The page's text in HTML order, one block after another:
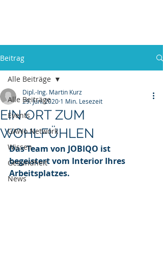
Beitrag
Alle Beiträge
Events
GAWo Network
Wissen
Gesundheit
News
Alle Beiträge
EIN ORT ZUM
WOHLFÜHLEN
Dipl.-Ing. Martin Kurz
29. Juni 2020 1 Min. Lesezeit
Das Team von JOBIQO ist
begeistert vom Interior Ihres
Arbeitsplatzes.